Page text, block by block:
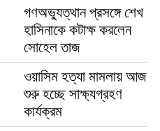
গণঅভ্যুত্থান প্রসঙ্গে শেখ
হাসিনাকে কটাক্ষ করলেন
সোহেল তাজ
ওয়াসিম হত্যা মামলায় আজ
শুরু হচ্ছে সাক্ষ্যগ্রহণ
কার্যক্রম